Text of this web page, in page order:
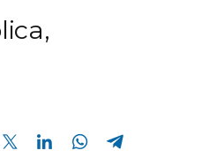
Compartir en Twitter Compartir en Linkedin Compartir en Whatsapp